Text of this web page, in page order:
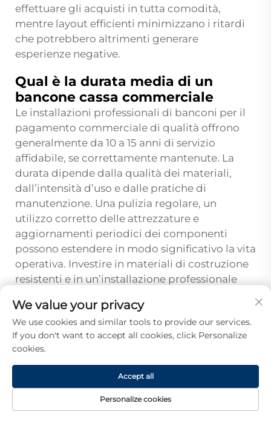
effettuare gli acquisti in tutta comodità,
mentre layout efficienti minimizzano i ritardi
che potrebbero altrimenti generare
esperienze negative.
Qual è la durata media di un
bancone cassa commerciale
Le installazioni professionali di banconi per il
pagamento commerciale di qualità offrono
generalmente da 10 a 15 anni di servizio
affidabile, se correttamente mantenute. La
durata dipende dalla qualità dei materiali,
dall’intensità d’uso e dalle pratiche di
manutenzione. Una pulizia regolare, un
utilizzo corretto delle attrezzature e
aggiornamenti periodici dei componenti
possono estendere in modo significativo la vita
operativa. Investire in materiali di costruzione
resistenti e in un’installazione professionale
al minimo la frequenza delle sostituzioni.
Come calcolo il ROI
dell’aggiornamento delle
attrezzature per i banconi di
pagamento
I calcoli del ROI dovrebbero includere
miglioramenti della velocità delle transazioni,
We value your privacy
We use cookies and similar tools to provide our services.
If you don't want to accept all cookies, click Personalize
cookies.
Personalize cookies
Accept all